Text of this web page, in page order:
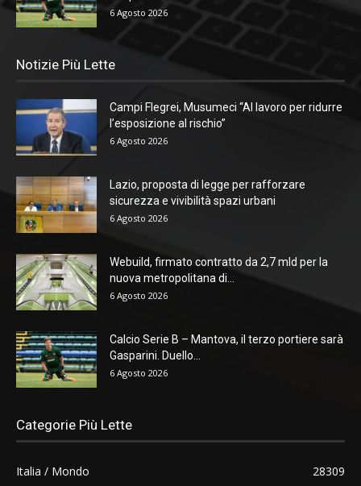
6 Agosto 2026
Notizie Più Lette
Campi Flegrei, Musumeci “Al lavoro per ridurre
l’esposizione al rischio”
6 Agosto 2026
Lazio, proposta di legge per rafforzare
sicurezza e vivibilità spazi urbani
6 Agosto 2026
Webuild, firmato contratto da 2,7 mld per la
nuova metropolitana di...
6 Agosto 2026
Calcio Serie B – Mantova, il terzo portiere sarà
Gasparini. Duello...
6 Agosto 2026
Categorie Più Lette
Italia / Mondo
28309